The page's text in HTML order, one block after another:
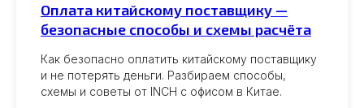
Оплата китайскому поставщику —
безопасные способы и схемы расчёта
Как безопасно оплатить китайскому поставщику
и не потерять деньги. Разбираем способы,
схемы и советы от INCH с офисом в Китае.